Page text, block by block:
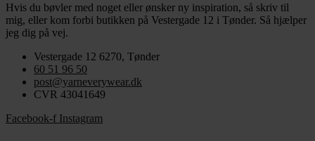
Hvis du bøvler med noget eller ønsker ny inspiration, så skriv til
mig, eller kom forbi butikken på Vestergade 12 i Tønder. Så hjælper
jeg dig på vej.
Vestergade 12 6270, Tønder
60 51 96 50
post@yarneverywear.dk
CVR 43041649
Facebook-f Instagram